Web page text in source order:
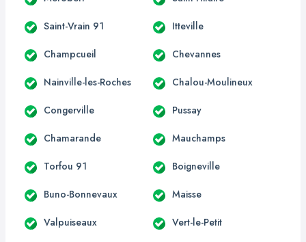
Saint-Vrain 91 Itteville
Champcueil Chevannes
Nainville-les-Roches Chalou-Moulineux
Congerville Pussay
Chamarande Mauchamps
Torfou 91 Boigneville
Buno-Bonnevaux Maisse
Valpuiseaux Vert-le-Petit